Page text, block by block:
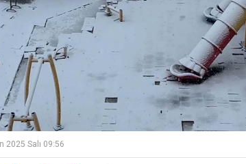
2025 Salı 09:56